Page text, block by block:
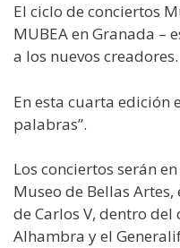
El ciclo de conciertos
MUBEA en Granada –
a los nuevos creadores.
En esta cuarta edición
palabras”.
Los conciertos serán
Museo de Bellas
de Carlos V, dentro
Alhambra y el